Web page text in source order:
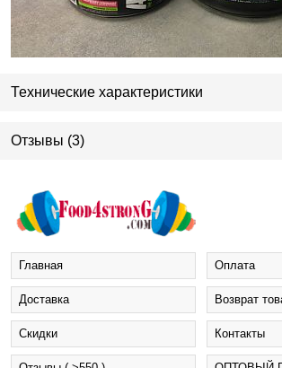
Технические характеристики
Отзывы (3)
Главная Оплата
Доставка Возврат
Cкидки Контакты